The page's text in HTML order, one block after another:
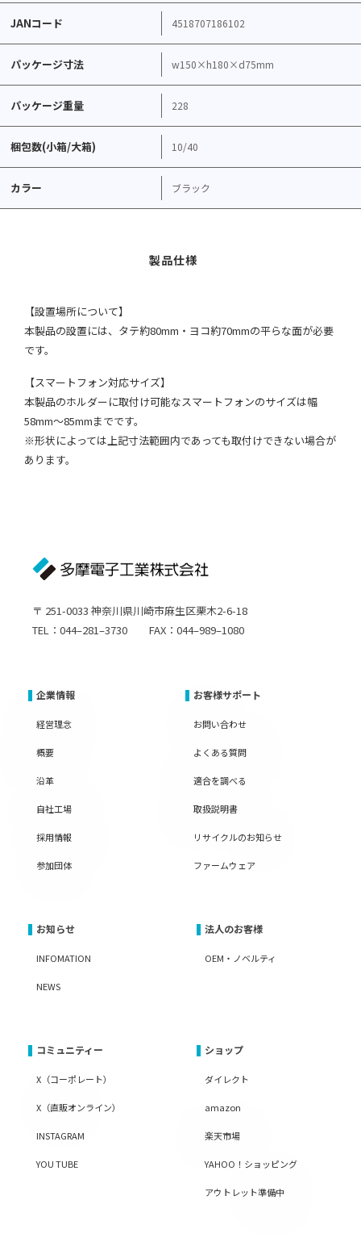
JANコード 4518707186102
パッケージ寸法 w150×h180×d75mm
パッケージ重量 228
梱包数(小箱/大箱) 10/40
カラー ブラック
【設置場所について】
本製品の設置には、タテ約80mm・ヨコ約70mmの平らな面が必要
です。
【スマートフォン対応サイズ】
本製品のホルダーに取付け可能なスマートフォンのサイズは幅
58mm〜85mmまでです。
※形状によっては上記寸法範囲内であっても取付けできない場合が
あります。
〒 251-0033 神奈川県川崎市麻生区栗木2-6-18
TEL：044–281–3730 FAX：044–989–1080
企業情報
経営理念
概要
沿革
自社工場
採用情報
参加団体
お客様サポート
お問い合わせ
よくある質問
適合を調べる
取扱説明書
リサイクルのお知らせ
ファームウェア
お知らせ
INFOMATION
NEWS
法人のお客様
OEM・ノベルティ
コミュニティー
X（コーポレート）
X（直販オンライン）
INSTAGRAM
YOU TUBE
ショップ
ダイレクト
amazon
楽天市場
YAHOO！ショッピング
アウトレット準備中